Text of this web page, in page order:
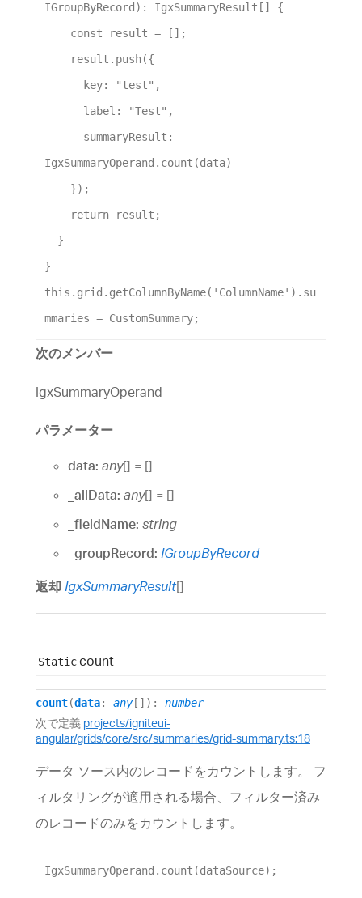
IGroupByRecord ): IgxSummaryResult [] {
const
result = [];
result . push({
key:
"test" ,
label:
"Test" ,
summaryResult:
IgxSummaryOperand . count (data)
    });
return
result ;
  }
}
this . grid . getColumnByName( 'ColumnName' ). su
mmaries = CustomSummary;
次のメンバー
IgxSummaryOperand
パラメーター
data: any[] = []
_allData: any[] = []
_fieldName: string
_groupRecord: IGroupByRecord
返却 IgxSummaryResult[]
Static count
count(data: any[] ) : number
次で定義 projects/igniteui-
angular/grids/core/src/summaries/grid-summary.ts:18
データ ソース内のレコードをカウントします。 フ
ィルタリングが適用される場合、フィルター済み
のレコードのみをカウントします。
IgxSummaryOperand . count (dataSource);